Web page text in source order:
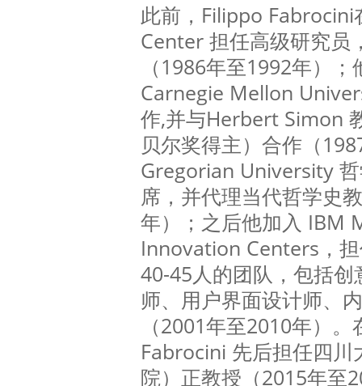
此前，Filippo Fabrocini
Center 担任高级研究员
（1986年至1992年）
Carnegie Mellon
作,并与Herbert Simon
贝尔奖得主）合作（
Gregorian University
席，并代理当代哲学史
年）；之后他加入 IBM
Innovation Centers，
40-45人的团队，包括
师、用户界面设计师、
（2001年至2010年）
Fabrocini 先后担任四
院）正教授（2015年至